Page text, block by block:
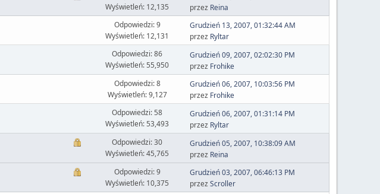
Wyświetleń: 12,135
przez Reina
Odpowiedzi: 9
Wyświetleń: 12,131
Grudzień 13, 2007, 01:32:44 AM
przez Ryltar
Odpowiedzi: 86
Wyświetleń: 55,950
Grudzień 09, 2007, 02:02:30 PM
przez Frohike
Odpowiedzi: 8
Wyświetleń: 9,127
Grudzień 06, 2007, 10:03:56 PM
przez Frohike
Odpowiedzi: 58
Wyświetleń: 53,493
Grudzień 06, 2007, 01:31:14 PM
przez Ryltar
Odpowiedzi: 30
Wyświetleń: 45,765
Grudzień 05, 2007, 10:38:09 AM
przez Reina
Odpowiedzi: 9
Wyświetleń: 10,375
Grudzień 03, 2007, 06:46:13 PM
przezScroller